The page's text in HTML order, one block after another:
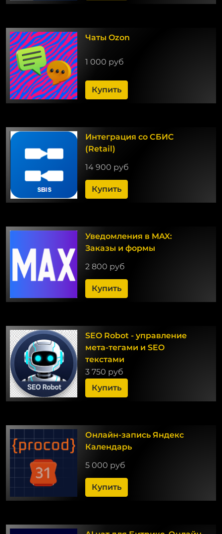
Чаты Ozon
1 000 руб
Купить
Интеграция со СБИС
(Retail)
14 900 руб
Купить
Уведомления в MAX:
Заказы и формы
2 800 руб
Купить
SEO Robot - управление
мета-тегами и SEO
текстами
3 750 руб
Купить
Онлайн-запись Яндекс
Календарь
5 000 руб
Купить